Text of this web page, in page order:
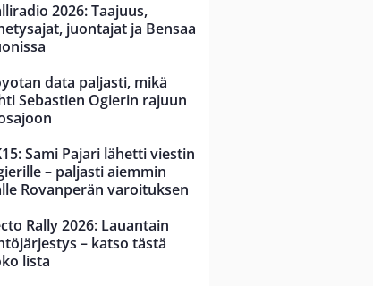
2026: Taajuus,
juontajat ja Bensaa
data paljasti, mikä
Sebastien Ogierin rajuun
Sami Pajari lähetti viestin
– paljasti aiemmin
Rovanperän varoituksen
Rally 2026: Lauantain
– katso tästä
lista